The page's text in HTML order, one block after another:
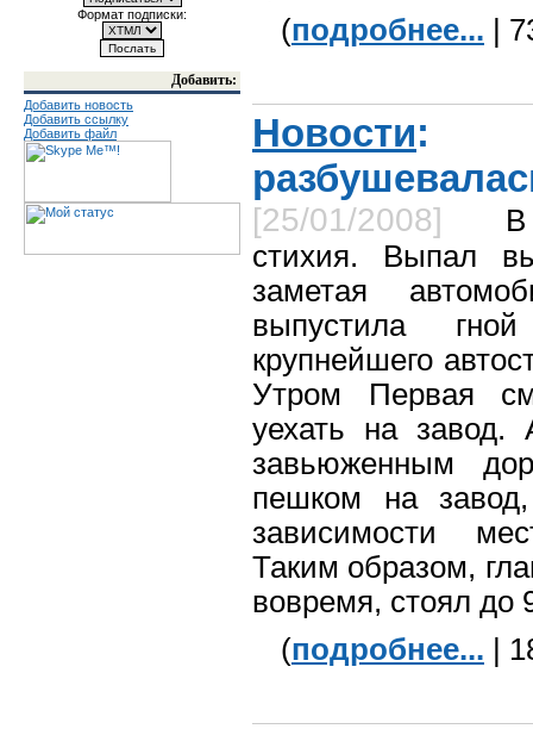
Формат подписки:
Добавить:
Добавить новость
Добавить ссылку
Добавить файл
(подробнее... |
Новости: В
[25/01/2008]
В
стихия. Выпал
заметая
выпустила
крупнейшего
Утром Первая
уехать на завод.
завьюженным
пешком на
зависимости
Таким образом,
вовремя, стоял до
(подробнее... |